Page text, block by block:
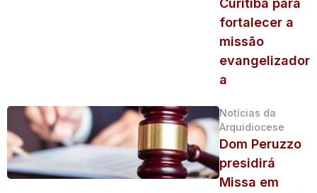
Curitiba para
fortalecer a
missão
evangelizador
a
Notícias da
Arquidiocese
Dom Peruzzo
presidirá
Missa em